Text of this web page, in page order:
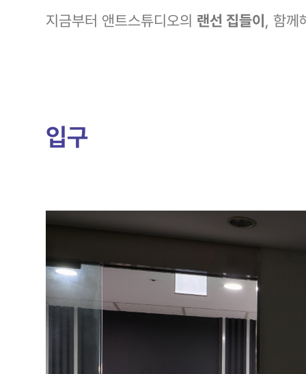
지금부터 앤트스튜디오의 랜선 집들이, 함께
입구